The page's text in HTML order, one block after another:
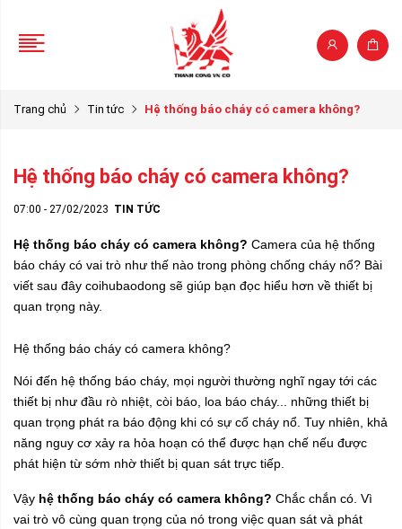
Trang chủ Tin tức Hệ thống báo cháy có camera không?
Hệ thống báo cháy có camera không?
07:00 - 27/02/2023 TIN TỨC
Hệ thống báo cháy có camera không? Camera của hệ thống
báo cháy có vai trò như thế nào trong phòng chống cháy nổ? Bài
viết sau đây coihubaodong sẽ giúp bạn đọc hiểu hơn về thiết bị
quan trọng này.
Hệ thống báo cháy có camera không?
Nói đến hệ thống báo cháy, mọi người thường nghĩ ngay tới các
thiết bị như đầu rò nhiệt, còi báo, loa báo cháy... những thiết bị
quan trọng phát ra báo động khi có sự cố cháy nổ. Tuy nhiên, khả
năng nguy cơ xảy ra hỏa hoạn có thể được hạn chế nếu được
phát hiện từ sớm nhờ thiết bị quan sát trực tiếp.
Vậy hệ thống báo cháy có camera không? Chắc chắn có. Vì
vai trò vô cùng quan trọng của nó trong việc quan sát và phát